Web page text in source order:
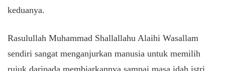
keduanya.
Rasulullah Muhammad Shallallahu Alaihi Wasallam
sendiri sangat menganjurkan manusia untuk memilih
rujuk daripada membiarkannya sampai masa idah istri